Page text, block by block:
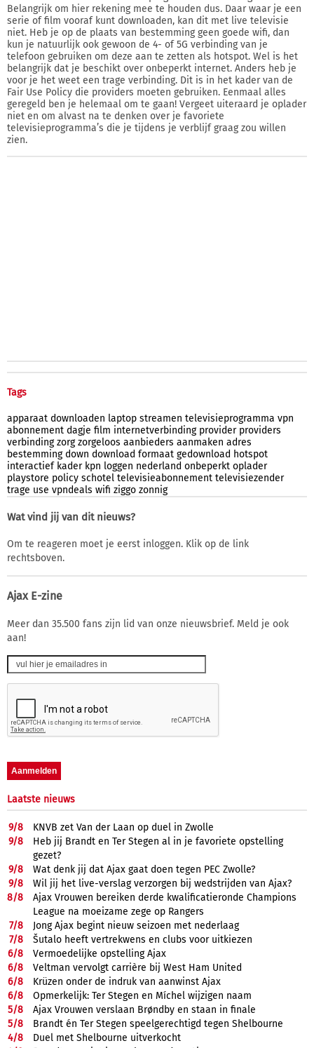
Belangrijk om hier rekening mee te houden dus. Daar waar je een
serie of film vooraf kunt downloaden, kan dit met live televisie
niet. Heb je op de plaats van bestemming geen goede wifi, dan
kun je natuurlijk ook gewoon de 4- of 5G verbinding van je
telefoon gebruiken om deze aan te zetten als hotspot. Wel is het
belangrijk dat je beschikt over onbeperkt internet. Anders heb je
voor je het weet een trage verbinding. Dit is in het kader van de
Fair Use Policy die providers moeten gebruiken. Eenmaal alles
geregeld ben je helemaal om te gaan! Vergeet uiteraard je oplader
niet en om alvast na te denken over je favoriete
televisieprogramma’s die je tijdens je verblijf graag zou willen
zien.
Tags
apparaat downloaden laptop streamen televisieprogramma vpn
abonnement dagje film internetverbinding provider providers
verbinding zorg zorgeloos aanbieders aanmaken adres
bestemming down download formaat gedownload hotspot
interactief kader kpn loggen nederland onbeperkt oplader
playstore policy schotel televisieabonnement televisiezender
trage use vpndeals wifi ziggo zonnig
Wat vind jij van dit nieuws?
Om te reageren moet je eerst inloggen. Klik op de link
rechtsboven.
Ajax E-zine
Meer dan 35.500 fans zijn lid van onze nieuwsbrief. Meld je ook
aan!
Laatste nieuws
9/8
KNVB zet Van der Laan op duel in Zwolle
9/8
Heb jij Brandt en Ter Stegen al in je favoriete opstelling
gezet?
9/8
Wat denk jij dat Ajax gaat doen tegen PEC Zwolle?
9/8
Wil jij het live-verslag verzorgen bij wedstrijden van Ajax?
8/8
Ajax Vrouwen bereiken derde kwalificatieronde Champions
League na moeizame zege op Rangers
7/8
Jong Ajax begint nieuw seizoen met nederlaag
7/8
Šutalo heeft vertrekwens en clubs voor uitkiezen
6/8
Vermoedelijke opstelling Ajax
6/8
Veltman vervolgt carrière bij West Ham United
6/8
Krüzen onder de indruk van aanwinst Ajax
6/8
Opmerkelijk: Ter Stegen en Míchel wijzigen naam
5/8
Ajax Vrouwen verslaan Brøndby en staan in finale
5/8
Brandt én Ter Stegen speelgerechtigd tegen Shelbourne
4/8
Duel met Shelbourne uitverkocht